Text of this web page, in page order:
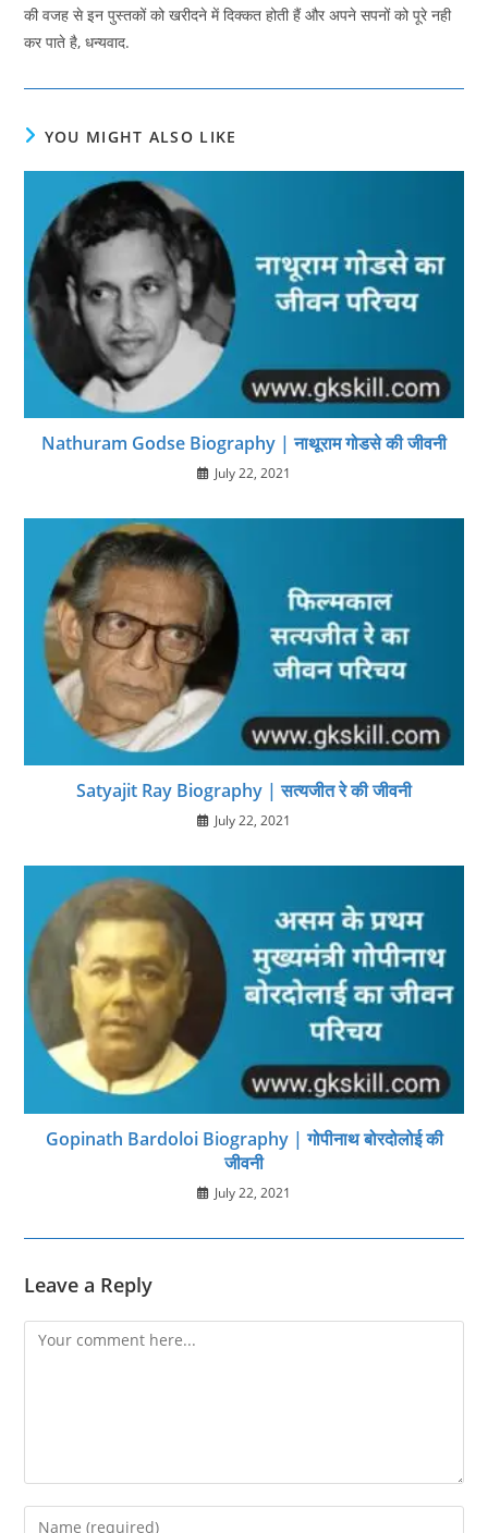
की वजह से इन पुस्तकों को खरीदने में दिक्कत होती हैं और अपने सपनों को पूरे नही
कर पाते है, धन्यवाद.
YOU MIGHT ALSO LIKE
Nathuram Godse Biography | नाथूराम गोडसे की जीवनी
July 22, 2021
Satyajit Ray Biography | सत्यजीत रे की जीवनी
July 22, 2021
Gopinath Bardoloi Biography | गोपीनाथ बोरदोलोई की
जीवनी
July 22, 2021
Leave a Reply
Comment
Enter